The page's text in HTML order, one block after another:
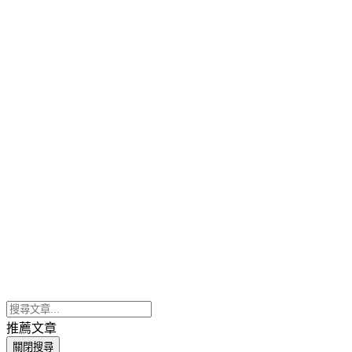
推薦文章
關閉搜尋